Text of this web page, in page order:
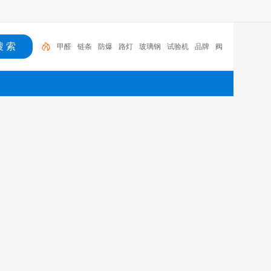
甲醛 链条 防爆 路灯 玻璃钢 试验机 品牌 阀
门 健康 食品 甲醛